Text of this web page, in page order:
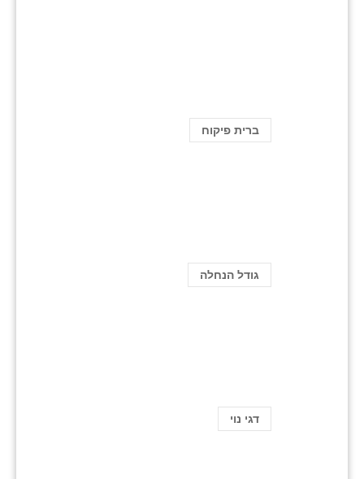
ברית פיקוח
גודל הנחלה
דגי נוי